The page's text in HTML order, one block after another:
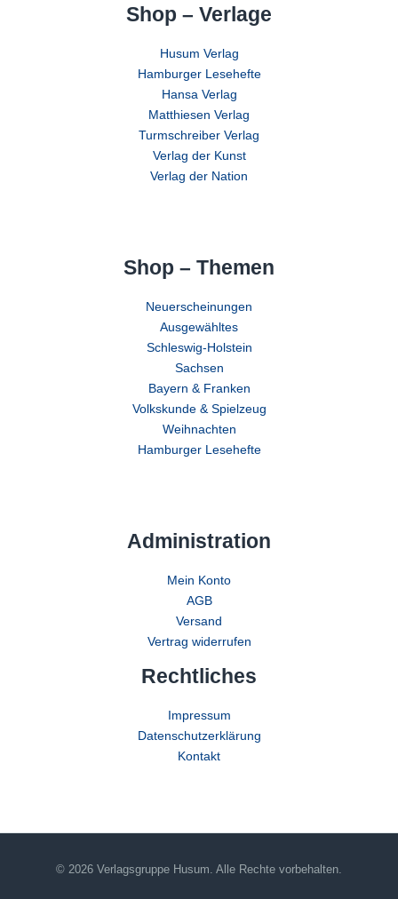
Shop – Verlage
Husum Verlag
Hamburger Lesehefte
Hansa Verlag
Matthiesen Verlag
Turmschreiber Verlag
Verlag der Kunst
Verlag der Nation
Shop – Themen
Neuerscheinungen
Ausgewähltes
Schleswig-Holstein
Sachsen
Bayern & Franken
Volkskunde & Spielzeug
Weihnachten
Hamburger Lesehefte
Administration
Mein Konto
AGB
Versand
Vertrag widerrufen
Rechtliches
Impressum
Datenschutzerklärung
Kontakt
© 2026 Verlagsgruppe Husum. Alle Rechte vorbehalten.